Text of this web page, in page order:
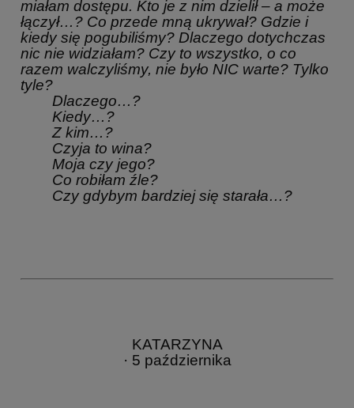
miałam dostępu. Kto je z nim dzielił – a może
łączył…? Co przede mną ukrywał? Gdzie i
kiedy się pogubiliśmy? Dlaczego dotychczas
nic nie widziałam? Czy to wszystko, o co
razem walczyliśmy, nie było NIC warte? Tylko
tyle?
Dlaczego…?
Kiedy…?
Z kim…?
Czyja to wina?
Moja czy jego?
Co robiłam źle?
Czy gdybym bardziej się starała…?
KATARZYNA
· 5 października